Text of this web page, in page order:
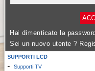
Hai dimenticato la
Sei un nuovo utente ?
SUPPORTI LCD
- Supporti TV